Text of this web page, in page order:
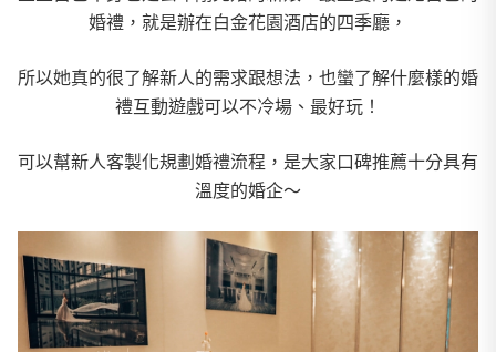
婚禮，就是辦在白金花園酒店的四季廳，
所以她真的很了解新人的需求跟想法，也蠻了解什麼樣的婚
禮互動遊戲可以不冷場、最好玩！
可以幫新人客製化規劃婚禮流程，是大家口碑推薦十分具有
溫度的婚企～